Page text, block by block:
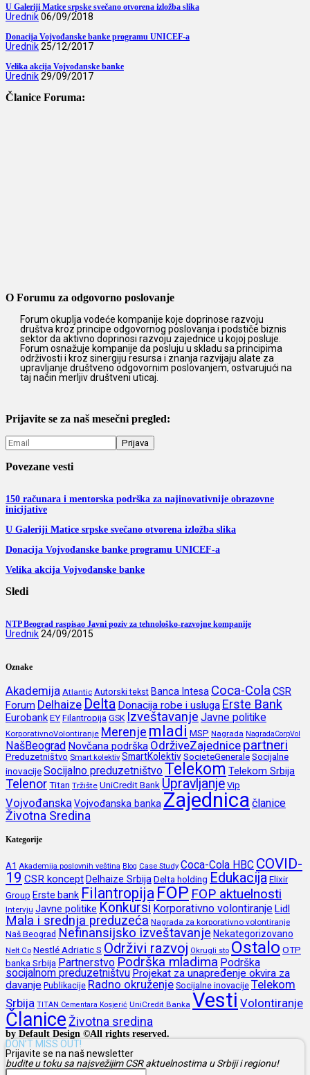
U Galeriji Matice srpske svečano otvorena izložba slika
Urednik06/09/2018
Donacija Vojvođanske banke programu UNICEF-a
Urednik25/12/2017
Velika akcija Vojvođanske banke
Urednik29/09/2017
Članice Foruma:
O Forumu za odgovorno poslovanje
Forum okuplja vodeće kompanije koje doprinose razvoju
društva kroz principe odgovornog poslovanja i podstiče biznis
sektor da aktivno doprinosi razvoju zajednice u kojoj posluje.
Forum osnažuje kompanije da posluju u skladu sa principima
održivosti i kroz sinergiju resursa i znanja razvijaju alate za
upravljanje društveno odgovornim poslovanjem, ostvarujući na
taj način merljiv društveni uticaj.
Prijavite se za naš mesečni pregled:
Povezane vesti
150 računara i mentorska podrška za najinovativnije obrazovne
inicijative
U Galeriji Matice srpske svečano otvorena izložba slika
Donacija Vojvođanske banke programu UNICEF-a
Velika akcija Vojvođanske banke
Sledi
NTP Beograd raspisao Javni poziv za tehnološko-razvojne kompanije
Urednik24/09/2015
Oznake
Akademija Atlantic Autorski tekst Banca Intesa Coca-Cola CSR
Forum Delhaize Delta Donacija robe i usluga Erste Bank
EurobankEY Filantropija GSK Izveštavanje Javne politike
KorporativnoVolontiranje Merenje mladi MSP Nagrada NagradaCorpVol
NašBeograd Novčana podrška OdrživeZajednice partneri
Preduzetništvo Smart kolektiv SmartKolektivSocieteGeneraleSocijalne
inovacijeSocijalno preduzetništvoTelekom Telekom Srbija
TelenorTitan Tržište UniCredit Bank Upravljanje Vip
VojvođanskaVojvođanska banka Zajednica članice
Životna Sredina
Kategorije
A1 Akademija poslovnih veština Blog Case Study Coca-Cola HBC COVID-
19 CSR konceptDelhaize Srbija Delta holding Edukacija Elixir
Group Erste bank Filantropija FOP FOP aktuelnosti
Intervju Javne politike Konkursi Korporativno volontiranjeLidl
Mala i srednja preduzeća Nagrada za korporativno volontiranje
Naš Beograd Nefinansijsko izveštavanje Nekategorizovano
Nelt Co Nestlé Adriatic S Održivi razvoj Okrugli sto Ostalo OTP
banka Srbija Partnerstvo Podrška mladima Podrška
socijalnom preduzetništvu Projekat za unapređenje okvira za
davanje Publikacije Radno okruženje Socijalne inovacije Telekom
Srbija TITAN Cementara Kosjerić UniCredit Banka Vesti Volontiranje
Članice Životna sredina
by Default Design ©All rights reserved.
DON’T MISS OUT!
Prijavite se na naš newsletter
budite u toku sa najsvežijim CSR aktuelnostima u Srbiji i regionu!